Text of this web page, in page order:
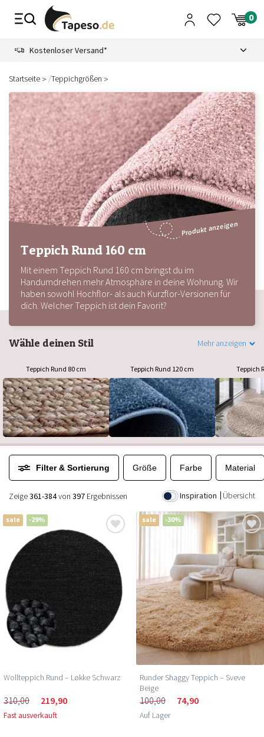
Zusammenbruch
Kostenloser Versand*
Startseite /Teppichgrößen
Teppich Rund 160 cm
Mit einem Teppich Rund 160 cm bringst du im
Handumdrehen mehr Atmosphäre in deine Wohnung. Wir
haben sowohl Hochflor- als auch Kurzflor-Versionen für
dich. Welcher Teppich ist dein Favorit?
Produkt anzeigen
Wähle deinen Stil Mehr anzeigen
Teppich Rund 80 cm Teppich Rund 120 cm Teppich
Filter & Sortierung Größe Farbe Material
Inspiration Übersicht
Zeige361-384von 397 Ergebnissen
sale -29%
Wollteppich Rund – Løkke Schwarz
310,00 219,90
Fast ausverkauft
sale -30%
Runder Shaggy Teppich – Sveve
Beige
100,00 74,90
Auf Lager